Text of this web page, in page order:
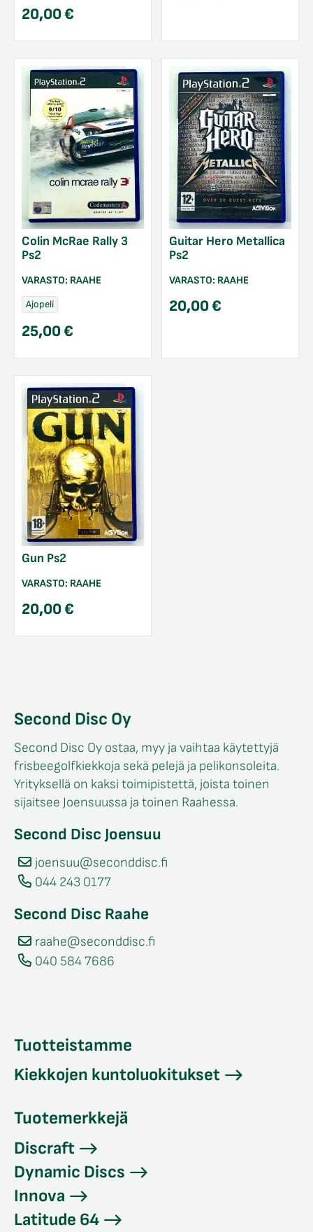
20,00€
Colin McRae Rally 3
Ps2
VARASTO: RAAHE
Ajopeli
25,00€
Guitar Hero Metallica
Ps2
VARASTO: RAAHE
20,00€
Gun Ps2
VARASTO: RAAHE
20,00€
Second Disc Oy
Second Disc Oy ostaa, myy ja vaihtaa käytettyjä
frisbeegolfkiekkoja sekä pelejä ja pelikonsoleita.
Yrityksellä on kaksi toimipistettä, joista toinen
sijaitsee Joensuussa ja toinen Raahessa.
Second Disc Joensuu
joensuu@seconddisc.fi
044 243 0177
Second Disc Raahe
raahe@seconddisc.fi
040 584 7686
Tuotteistamme
Kiekkojen kuntoluokitukset
Tuotemerkkejä
Discraft
Dynamic Discs
Innova
Latitude 64